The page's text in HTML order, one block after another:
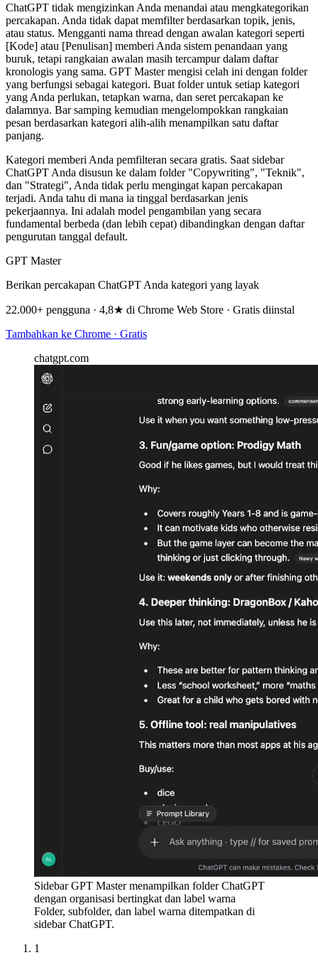
ChatGPT tidak mengizinkan Anda menandai atau mengkategorikan
percakapan. Anda tidak dapat memfilter berdasarkan topik, jenis,
atau status. Mengganti nama thread dengan awalan kategori seperti
[Kode] atau [Penulisan] memberi Anda sistem penandaan yang
buruk, tetapi rangkaian awalan masih tercampur dalam daftar
kronologis yang sama. GPT Master mengisi celah ini dengan folder
yang berfungsi sebagai kategori. Buat folder untuk setiap kategori
yang Anda perlukan, tetapkan warna, dan seret percakapan ke
dalamnya. Bar samping kemudian mengelompokkan rangkaian
pesan berdasarkan kategori alih-alih menampilkan satu daftar
panjang.
Kategori memberi Anda pemfilteran secara gratis. Saat sidebar
ChatGPT Anda disusun ke dalam folder "Copywriting", "Teknik",
dan "Strategi", Anda tidak perlu mengingat kapan percakapan
terjadi. Anda tahu di mana ia tinggal berdasarkan jenis
pekerjaannya. Ini adalah model pengambilan yang secara
fundamental berbeda (dan lebih cepat) dibandingkan dengan daftar
pengurutan tanggal default.
GPT Master
Berikan percakapan ChatGPT Anda kategori yang layak
22.000+ pengguna · 4,8★ di Chrome Web Store · Gratis diinstal
Tambahkan ke Chrome · Gratis
chatgpt.com
Sidebar GPT Master menampilkan folder ChatGPT
dengan organisasi bertingkat dan label warna
Folder, subfolder, dan label warna ditempatkan di
sidebar ChatGPT.
1